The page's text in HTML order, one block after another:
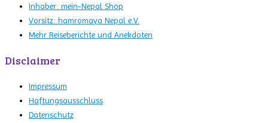
Inhaber: mein-Nepal Shop
Vorsitz: hamromaya Nepal e.V.
Mehr Reiseberichte und Anekdoten
Disclaimer
Impressum
Haftungsausschluss
Datenschutz